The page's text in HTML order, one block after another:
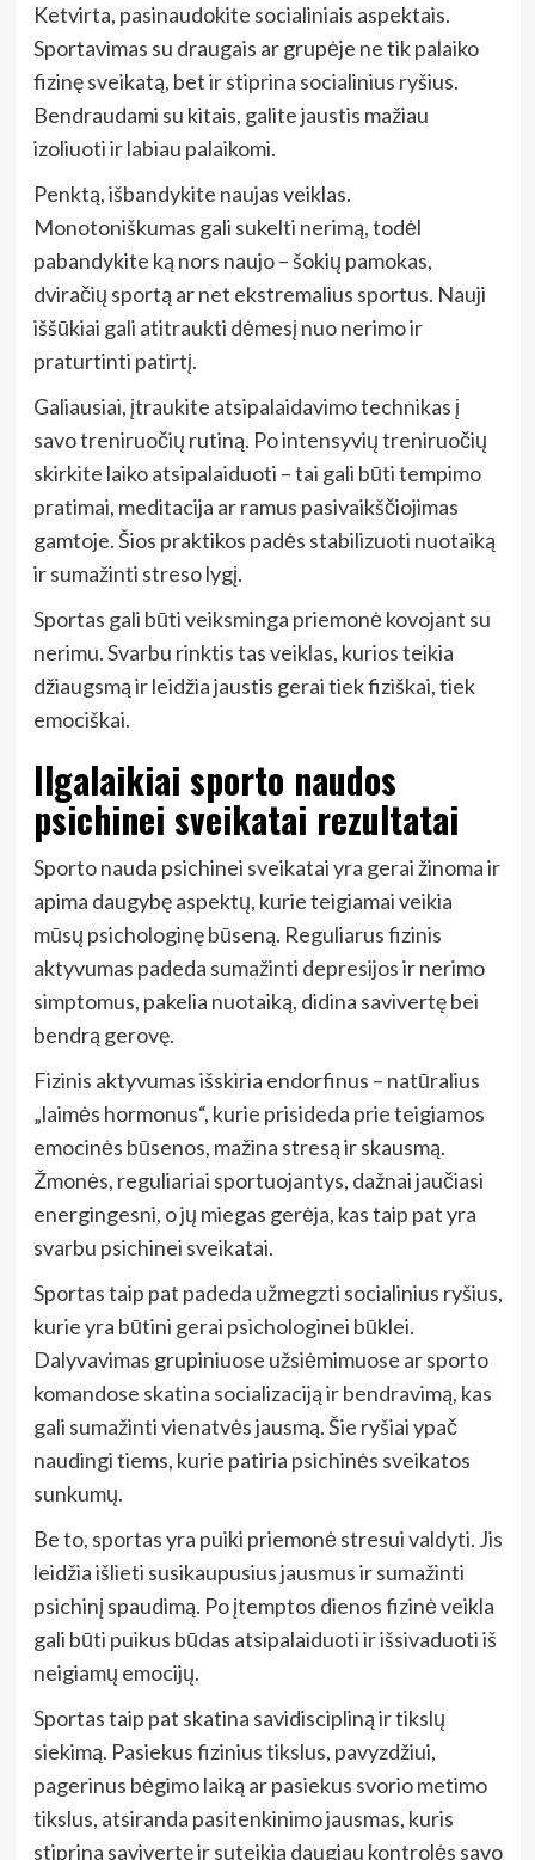
Ketvirta, pasinaudokite socialiniais aspektais.
Sportavimas su draugais ar grupėje ne tik palaiko
fizinę sveikatą, bet ir stiprina socialinius ryšius.
Bendraudami su kitais, galite jaustis mažiau
izoliuoti ir labiau palaikomi.
Penktą, išbandykite naujas veiklas.
Monotoniškumas gali sukelti nerimą, todėl
pabandykite ką nors naujo – šokių pamokas,
dviračių sportą ar net ekstremalius sportus. Nauji
iššūkiai gali atitraukti dėmesį nuo nerimo ir
praturtinti patirtį.
Galiausiai, įtraukite atsipalaidavimo technikas į
savo treniruočių rutiną. Po intensyvių treniruočių
skirkite laiko atsipalaiduoti – tai gali būti tempimo
pratimai, meditacija ar ramus pasivaikščiojimas
gamtoje. Šios praktikos padės stabilizuoti nuotaiką
ir sumažinti streso lygį.
Sportas gali būti veiksminga priemonė kovojant su
nerimu. Svarbu rinktis tas veiklas, kurios teikia
džiaugsmą ir leidžia jaustis gerai tiek fiziškai, tiek
emociškai.
Ilgalaikiai sporto naudos
psichinei sveikatai rezultatai
Sporto nauda psichinei sveikatai yra gerai žinoma ir
apima daugybę aspektų, kurie teigiamai veikia
mūsų psichologinę būseną. Reguliarus fizinis
aktyvumas padeda sumažinti depresijos ir nerimo
simptomus, pakelia nuotaiką, didina savivertę bei
bendrą gerovę.
Fizinis aktyvumas išskiria endorfinus – natūralius
„laimės hormonus“, kurie prisideda prie teigiamos
emocinės būsenos, mažina stresą ir skausmą.
Žmonės, reguliariai sportuojantys, dažnai jaučiasi
energingesni, o jų miegas gerėja, kas taip pat yra
svarbu psichinei sveikatai.
Sportas taip pat padeda užmegzti socialinius ryšius,
kurie yra būtini gerai psichologinei būklei.
Dalyvavimas grupiniuose užsiėmimuose ar sporto
komandose skatina socializaciją ir bendravimą, kas
gali sumažinti vienatvės jausmą. Šie ryšiai ypač
naudingi tiems, kurie patiria psichinės sveikatos
sunkumų.
Be to, sportas yra puiki priemonė stresui valdyti. Jis
leidžia išlieti susikaupusius jausmus ir sumažinti
psichinį spaudimą. Po įtemptos dienos fizinė veikla
gali būti puikus būdas atsipalaiduoti ir išsivaduoti iš
neigiamų emocijų.
Sportas taip pat skatina savidiscipliną ir tikslų
siekimą. Pasiekus fizinius tikslus, pavyzdžiui,
pagerinus bėgimo laiką ar pasiekus svorio metimo
tikslus, atsiranda pasitenkinimo jausmas, kuris
stiprina savivertę ir suteikia daugiau kontrolės savo